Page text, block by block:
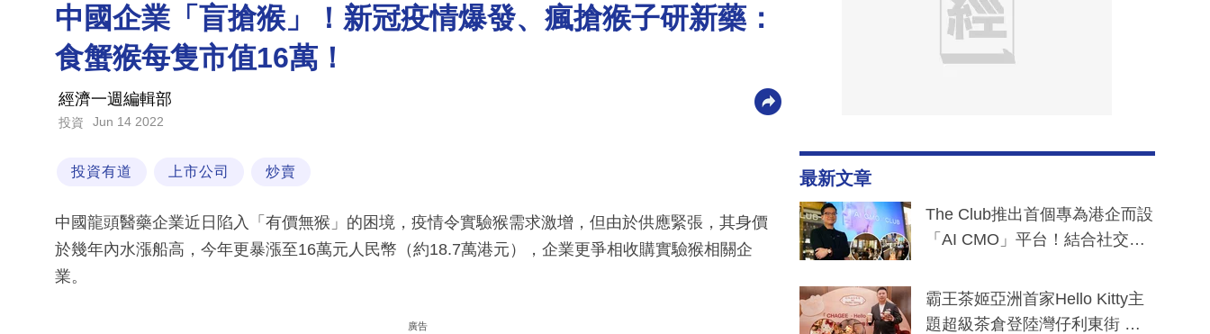
中國企業「盲搶猴」！新冠疫情爆發、瘋搶猴子研新藥：
食蟹猴每隻市值16萬！
經濟一週編輯部
投資 Jun 14 2022
投資有道 上市公司 炒賣
中國龍頭醫藥企業近日陷入「有價無猴」的困境，疫情令實驗猴需求激增，但由於供應緊張，其身價
於幾年內水漲船高，今年更暴漲至16萬元人民幣（約18.7萬港元），企業更爭相收購實驗猴相關企
業。
廣告
最新文章
The Club推出首個專為港企而設
「AI CMO」平台！結合社交聆
分鐘生成「貼地」宣傳短片
霸王茶姬亞洲首家Hello Kitty主
題超級茶倉登陸灣仔利東街 推